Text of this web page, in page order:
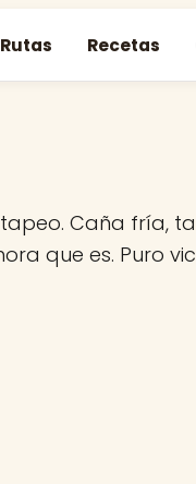
Rutas Recetas
Caña fría,
que es. Puro